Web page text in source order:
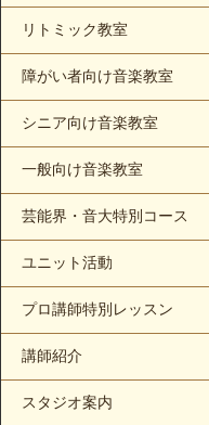
リトミック教室
障がい者向け音楽教室
シニア向け音楽教室
一般向け音楽教室
芸能界・音大特別コース
ユニット活動
プロ講師特別レッスン
講師紹介
スタジオ案内